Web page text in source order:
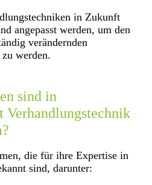
in Zukunft
angepasst werden, um den
verändernden
werden.
sind in
Verhandlungstechnik
die für ihre Expertise in
sind, darunter: